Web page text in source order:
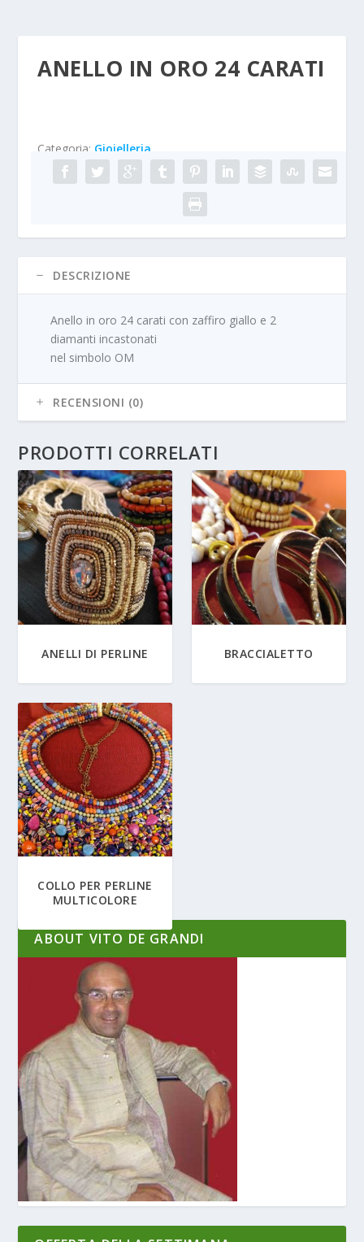
ANELLO IN ORO 24 CARATI
Categoria: Gioielleria
DESCRIZIONE
Anello in oro 24 carati con zaffiro giallo e 2
diamanti incastonati
nel simbolo OM
RECENSIONI (0)
PRODOTTI CORRELATI
ANELLI DI PERLINE BRACCIALETTO
COLLO PER PERLINE
MULTICOLORE
ABOUT VITO DE GRANDI